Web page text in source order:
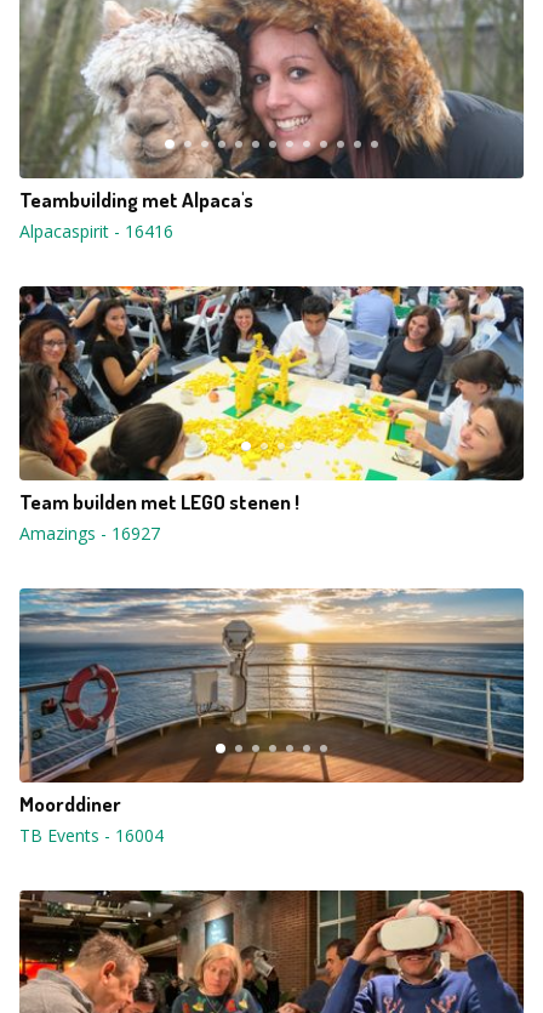
Teambuilding met Alpaca's
Alpacaspirit - 16416
Team builden met LEGO stenen !
Amazings - 16927
Moorddiner
TB Events - 16004